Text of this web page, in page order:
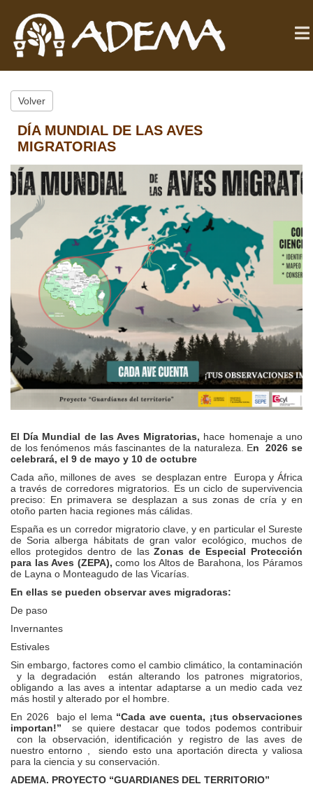
Volver
DÍA MUNDIAL DE LAS AVES
MIGRATORIAS
El Día Mundial de las Aves Migratorias, hace homenaje a uno
de los fenómenos más fascinantes de la naturaleza. En 2026 se
celebrará, el 9 de mayo y 10 de octubre
Cada año, millones de aves se desplazan entre Europa y África
a través de corredores migratorios. Es un ciclo de supervivencia
preciso: En primavera se desplazan a sus zonas de cría y en
otoño parten hacia regiones más cálidas.
España es un corredor migratorio clave, y en particular el Sureste
de Soria alberga hábitats de gran valor ecológico, muchos de
ellos protegidos dentro de lasZonas de Especial Protección
para las Aves (ZEPA), como los Altos de Barahona, los Páramos
de Layna o Monteagudo de las Vicarías.
En ellas se pueden observar aves migradoras:
De paso
Invernantes
Estivales
Sin embargo, factores como el cambio climático, la contaminación
y la degradación están alterando los patrones migratorios,
obligando a las aves a intentar adaptarse a un medio cada vez
más hostil y alterado por el hombre.
En 2026 bajo el lema “Cada ave cuenta, ¡tus observaciones
importan!” se quiere destacar que todos podemos contribuir
con la observación, identificación y registro de las aves de
nuestro entorno , siendo esto una aportación directa y valiosa
para la ciencia y su conservación.
ADEMA. PROYECTO “GUARDIANES DEL TERRITORIO”